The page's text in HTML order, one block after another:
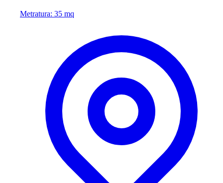
Metratura: 35 mq